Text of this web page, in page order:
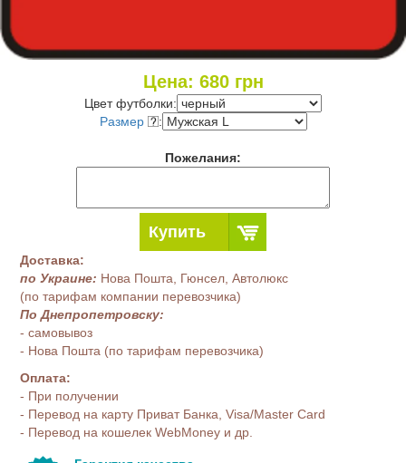
Цена: 680грн
Цвет футболки:
Размер
:
Пожелания:
Купить
Доставка:
по Украине: Нова Пошта, Гюнсел, Автолюкс
(по тарифам компании перевозчика)
По Днепропетровску:
- самовывоз
- Нова Пошта (по тарифам перевозчика)
Оплата:
- При получении
- Перевод на карту Приват Банка, Visa/Master Card
- Перевод на кошелек WebMoney и др.